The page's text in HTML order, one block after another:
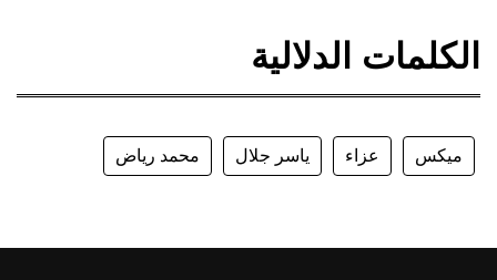
الكلمات الدلالية
ميكس عزاء ياسر جلال محمد رياض